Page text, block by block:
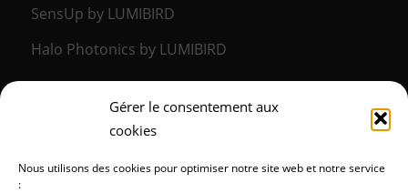
Gérer le consentement aux
cookies
Nous utilisons des cookies pour optimiser notre site web et notre service
:
SensUp by LUMIBIRD
Halo Photonics by LUMIBIRD
LA DIVISION MÉDICALE